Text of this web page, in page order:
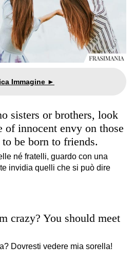
sisters or brothers, look
of innocent envy on those
be born to friends.
né fratelli, guardo con una
invidia quelli che si può dire
crazy? You should meet
Dovresti vedere mia sorella!